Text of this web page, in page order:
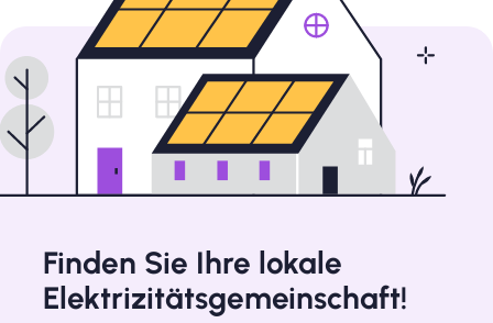
Finden Sie Ihre lokale
Elektrizitätsgemeinschaft!